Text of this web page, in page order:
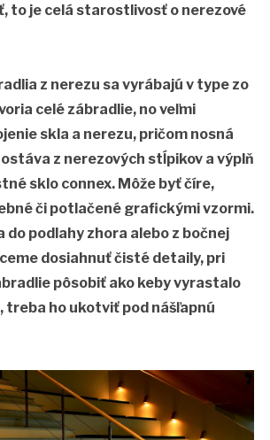
to je celá starostlivosť o nerezové
z nerezu sa vyrábajú v type zo
celé zábradlie, no veľmi
skla a nerezu, pričom nosná
z nerezových stĺpikov a výplň
sklo connex. Môže byť číre,
či potlačené grafickými vzormi.
podlahy zhora alebo z bočnej
dosiahnuť čisté detaily, pri
pôsobiť ako keby vyrastalo
treba ho ukotviť pod nášľapnú